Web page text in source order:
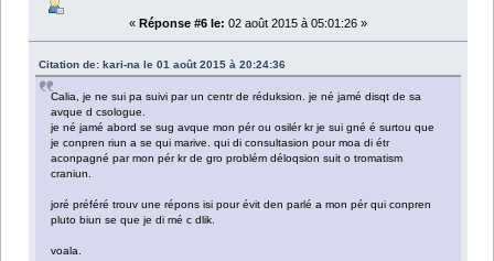
« Réponse #6 le: 02 août 2015 à 05:01:26 »
Citation de: kari-na le 01 août 2015 à 20:24:36
Calia, je ne sui pa suivi par un centr de réduksion. je né jamé disqt de sa
avque d csologue.
je né jamé abord se sug avque mon pér ou osilér kr je sui gné é surtou que
je conpren riun a se qui marive. qui di consultasion pour moa di étr
aconpagné par mon pér kr de gro problém déloqsion suit o tromatism
craniun.
joré préféré trouv une répons isi pour évit den parlé a mon pér qui conpren
pluto biun se que je di mé c dlik.
voala.